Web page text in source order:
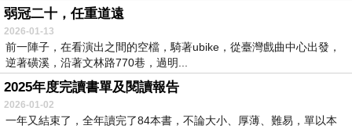
弱冠二十，任重道遠
2026-01-13
前一陣子，在看演出之間的空檔，騎著ubike，從臺灣戲曲中心出發，
逆著磺溪，沿著文林路770巷，過明...
2025年度完讀書單及閱讀報告
2026-01-02
一年又結束了，全年讀完了84本書，不論大小、厚薄、難易，單以本